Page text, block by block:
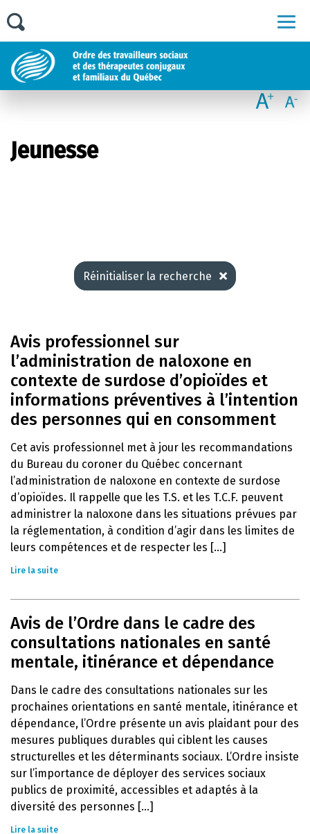
Jeunesse
Réinitialiser la recherche
Avis professionnel sur
l’administration de naloxone en
contexte de surdose d’opioïdes et
informations préventives à l’intention
des personnes qui en consomment
Cet avis professionnel met à jour les recommandations
du Bureau du coroner du Québec concernant
l’administration de naloxone en contexte de surdose
d’opioïdes. Il rappelle que les T.S. et les T.C.F. peuvent
administrer la naloxone dans les situations prévues par
la réglementation, à condition d’agir dans les limites de
leurs compétences et de respecter les [...]
Lire la suite
Avis de l’Ordre dans le cadre des
consultations nationales en santé
mentale, itinérance et dépendance
Dans le cadre des consultations nationales sur les
prochaines orientations en santé mentale, itinérance et
dépendance, l’Ordre présente un avis plaidant pour des
mesures publiques durables qui ciblent les causes
structurelles et les déterminants sociaux. L’Ordre insiste
sur l’importance de déployer des services sociaux
publics de proximité, accessibles et adaptés à la
diversité des personnes [...]
Lire la suite